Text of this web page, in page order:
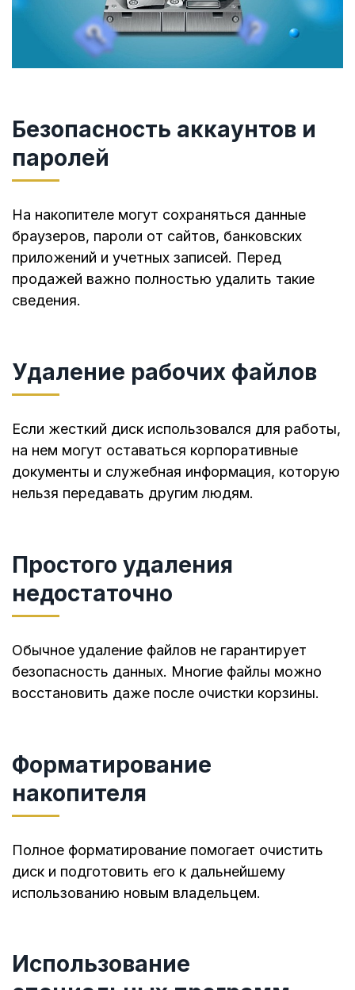
Безопасность аккаунтов и
паролей
На накопителе могут сохраняться данные
браузеров, пароли от сайтов, банковских
приложений и учетных записей. Перед
продажей важно полностью удалить такие
сведения.
Удаление рабочих файлов
Если жесткий диск использовался для работы,
на нем могут оставаться корпоративные
документы и служебная информация, которую
нельзя передавать другим людям.
Простого удаления
недостаточно
Обычное удаление файлов не гарантирует
безопасность данных. Многие файлы можно
восстановить даже после очистки корзины.
Форматирование
накопителя
Полное форматирование помогает очистить
диск и подготовить его к дальнейшему
использованию новым владельцем.
Использование